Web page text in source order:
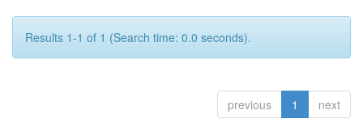
Results 1-1 of 1 (Search time: 0.0 seconds).
previous 1 next